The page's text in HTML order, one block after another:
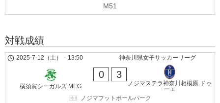
M51
対戦成績
神奈川県女子サッカーリーグ
2025-7-12（土） - 13:50
横須賀シーガルズ MEG
0 3
ノジマステラ神奈川相模原 ドゥ
ーエ
ノジマフットボールパーク